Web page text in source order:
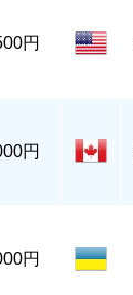
円
円
円